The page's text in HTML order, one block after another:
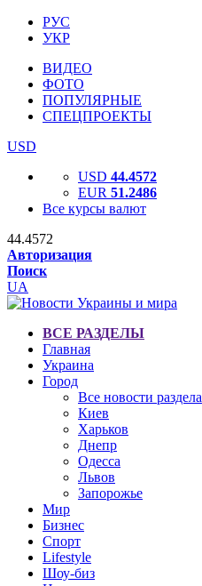
РУС
УКР
ВИДЕО
ФОТО
ПОПУЛЯРНЫЕ
СПЕЦПРОЕКТЫ
USD
USD 44.4572
EUR 51.2486
Все курсы валют
44.4572
Авторизация
Поиск
UA
ВСЕ РАЗДЕЛЫ
Главная
Украина
Город
Все новости раздела
Киев
Харьков
Днепр
Одесса
Львов
Запорожье
Мир
Бизнес
Спорт
Lifestyle
Шоу-биз